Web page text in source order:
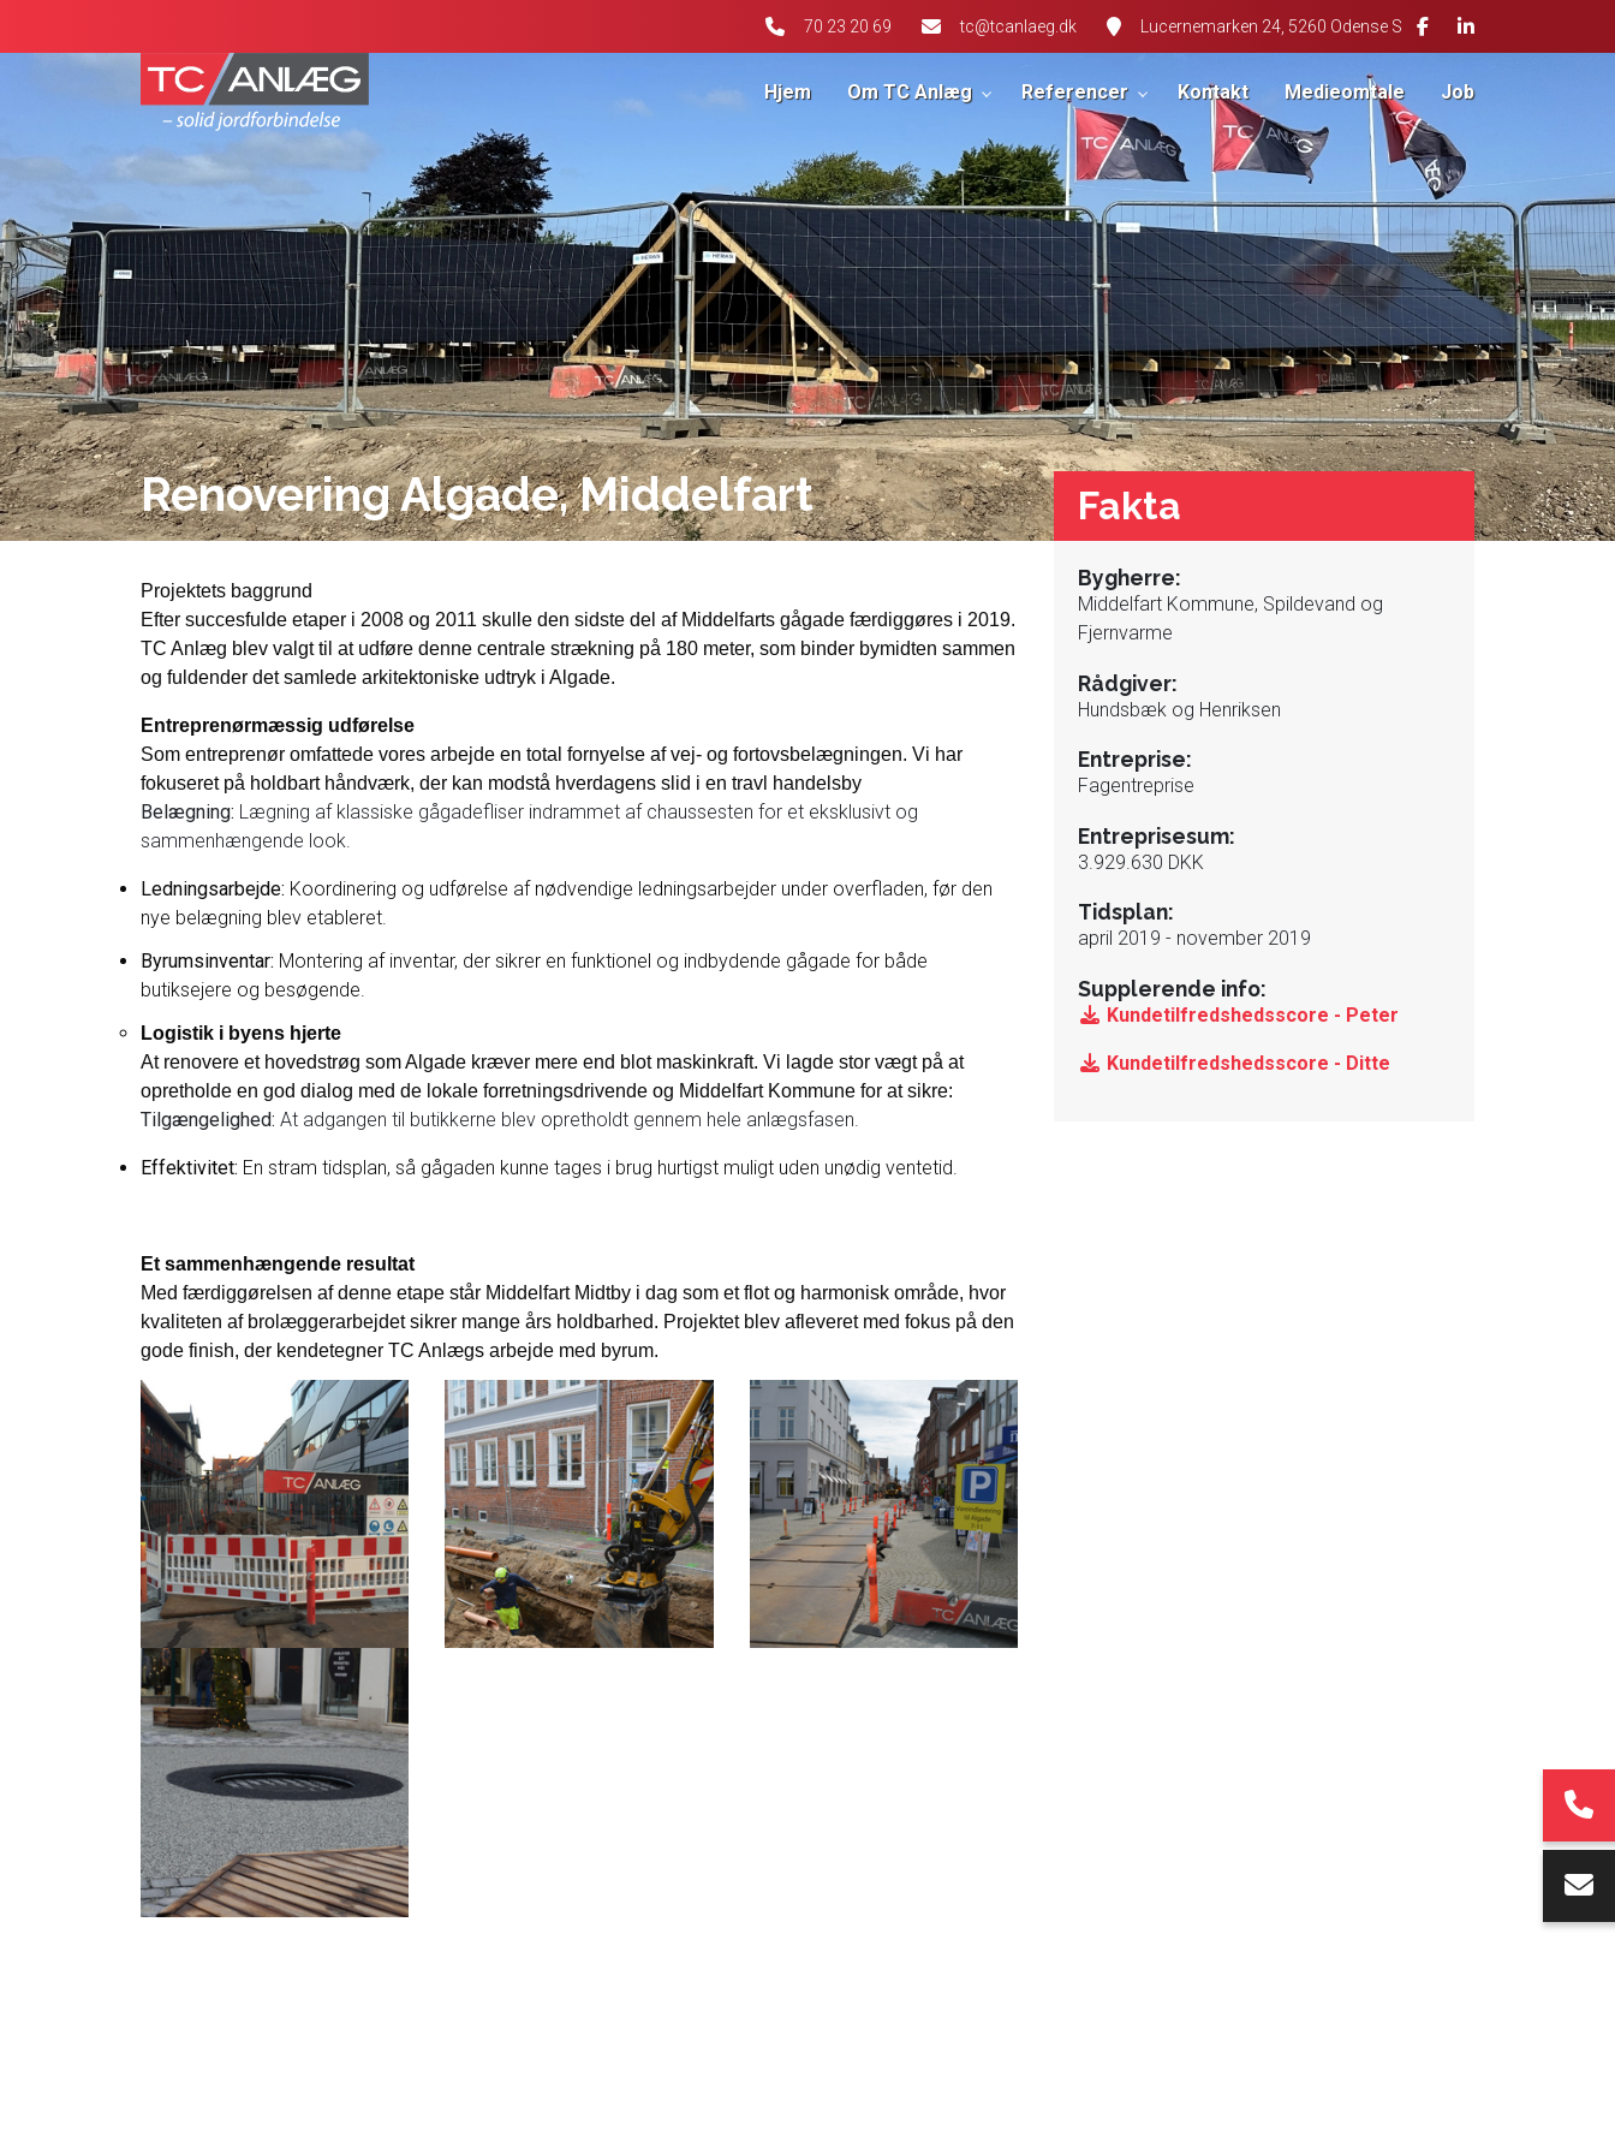
70 23 20 69 tc@tcanlaeg.dk Lucernemarken 24, 5260 Odense S
Hjem Om TC Anlæg Referencer Kontakt Medieomtale Job
Renovering Algade, Middelfart
Projektets baggrund
Efter succesfulde etaper i 2008 og 2011 skulle den sidste del af Middelfarts gågade færdiggøres i 2019.
TC Anlæg blev valgt til at udføre denne centrale strækning på 180 meter, som binder bymidten sammen
og fuldender det samlede arkitektoniske udtryk i Algade.
Entreprenørmæssig udførelse
Som entreprenør omfattede vores arbejde en total fornyelse af vej- og fortovsbelægningen. Vi har
fokuseret på holdbart håndværk, der kan modstå hverdagens slid i en travl handelsby
Belægning: Lægning af klassiske gågadefliser indrammet af chaussesten for et eksklusivt og
sammenhængende look.
Ledningsarbejde: Koordinering og udførelse af nødvendige ledningsarbejder under overfladen, før den
nye belægning blev etableret.
Byrumsinventar: Montering af inventar, der sikrer en funktionel og indbydende gågade for både
butiksejere og besøgende.
Logistik i byens hjerte
At renovere et hovedstrøg som Algade kræver mere end blot maskinkraft. Vi lagde stor vægt på at
opretholde en god dialog med de lokale forretningsdrivende og Middelfart Kommune for at sikre:
Tilgængelighed: At adgangen til butikkerne blev opretholdt gennem hele anlægsfasen.
Effektivitet: En stram tidsplan, så gågaden kunne tages i brug hurtigst muligt uden unødig ventetid.
Et sammenhængende resultat
Med færdiggørelsen af denne etape står Middelfart Midtby i dag som et flot og harmonisk område, hvor
kvaliteten af brolæggerarbejdet sikrer mange års holdbarhed. Projektet blev afleveret med fokus på den
gode finish, der kendetegner TC Anlægs arbejde med byrum.
Fakta
Bygherre:
Middelfart Kommune, Spildevand og
Fjernvarme
Rådgiver:
Hundsbæk og Henriksen
Entreprise:
Fagentreprise
Entreprisesum:
3.929.630 DKK
Tidsplan:
april 2019 - november 2019
Supplerende info:
Kundetilfredshedsscore - Peter
Kundetilfredshedsscore - Ditte